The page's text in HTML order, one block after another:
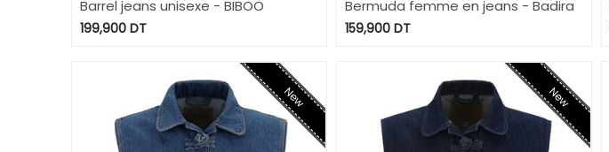
Barrel jeans unisexe - BIBOO
199,900DT
Bermuda femme en jeans - Badira
159,900DT
New New